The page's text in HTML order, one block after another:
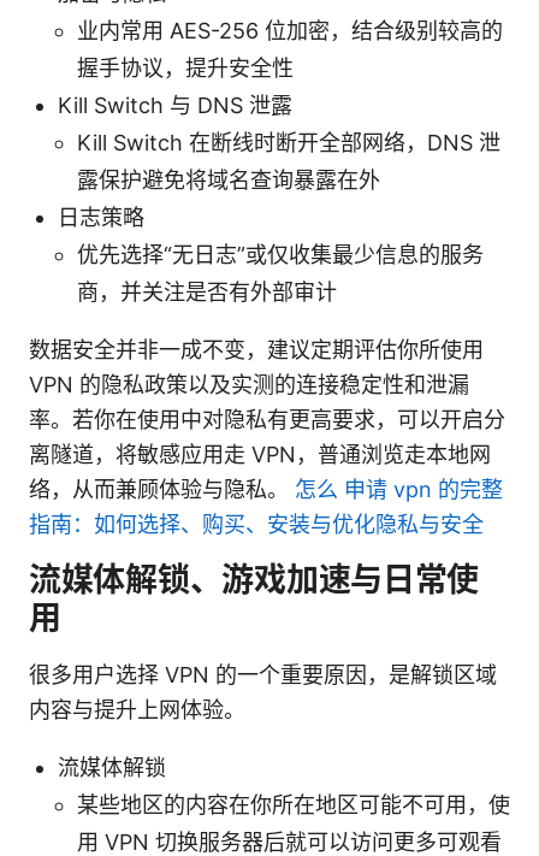
业内常用 AES-256 位加密，结合级别较高的
握手协议，提升安全性
Kill Switch 与 DNS 泄露
Kill Switch 在断线时断开全部网络，DNS 泄
露保护避免将域名查询暴露在外
日志策略
优先选择“无日志”或仅收集最少信息的服务
商，并关注是否有外部审计
数据安全并非一成不变，建议定期评估你所使用
VPN 的隐私政策以及实测的连接稳定性和泄漏
率。若你在使用中对隐私有更高要求，可以开启分
离隧道，将敏感应用走 VPN，普通浏览走本地网
络，从而兼顾体验与隐私。 怎么 申请 vpn 的完整
指南：如何选择、购买、安装与优化隐私与安全
流媒体解锁、游戏加速与日常使
用
很多用户选择 VPN 的一个重要原因，是解锁区域
内容与提升上网体验。
流媒体解锁
某些地区的内容在你所在地区可能不可用，使
用 VPN 切换服务器后就可以访问更多可观看